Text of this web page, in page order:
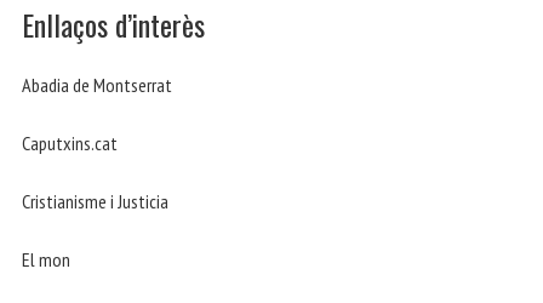
Enllaços d’interès
Abadia de Montserrat
Caputxins.cat
Cristianisme i Justicia
El mon